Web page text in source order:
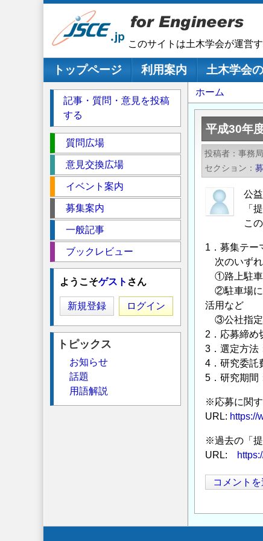
このサイトは土木学会が運営
メインナビゲーション
トップページ 利用案内 土木学会
パ
ン
く
ず
ホーム
平成30年
投稿者 事務局
セクション
公
「
こ
1．募集テー
次のいずれ
①路上駐車
②駐車場に
活用など
③公社指定
2．応募締め
3．選定方法
4．研究委託
5．研究期間
※応募に関す
URL: https://
※過去の「提
URL:
コメント
記事・質問・意見を投稿
する
ク
シ
質問広場
意見交換広場
イベント案内
募集案内
一般記事
ブックレビュー
ようこそゲスト さん
新規登録 ログイン
トピックス
お知らせ
話題
用語解説